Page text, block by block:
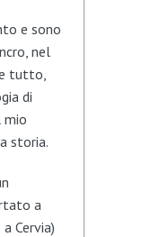
e sono
nel
tutto,
di
mio
storia.
a
Cervia)